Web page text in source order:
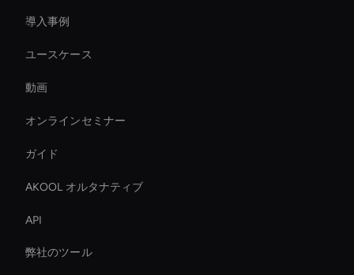
導入事例
ユースケース
動画
オンラインセミナー
ガイド
AKOOL オルタナティブ
API
弊社のツール